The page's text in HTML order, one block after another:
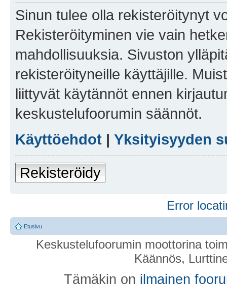
Sinun tulee olla rekisteröitynyt
Rekisteröityminen vie vain
mahdollisuuksia. Sivuston
rekisteröityneille käyttäjille.
liittyvät käytännöt ennen
keskustelufoorumin säännöt.
Käyttöehdot | Yksityisyyden
Rekisteröidy
Error
Etusivu
Keskustelufoorumin moottorina
Käännös,
Tämäkin on ilmainen